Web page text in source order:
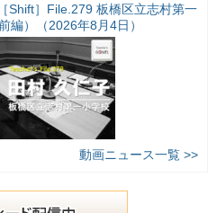
Shift］File.279 板橋区立志村第一
編）（2026年8月4日）
動画ニュース一覧 >>